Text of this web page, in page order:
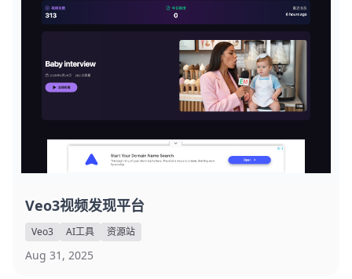
Veo3视频发现平台
Veo3 AI工具 资源站
Aug 31, 2025